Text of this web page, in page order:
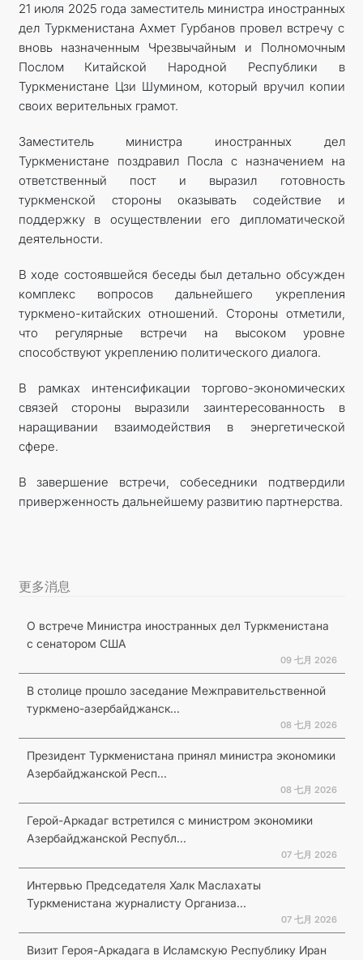
21 июля 2025 года заместитель министра иностранных
дел Туркменистана Ахмет Гурбанов провел встречу с
вновь назначенным Чрезвычайным и Полномочным
Послом Китайской Народной Республики в
Туркменистане Цзи Шумином, который вручил копии
своих верительных грамот.
Заместитель министра иностранных дел
Туркменистане поздравил Посла с назначением на
ответственный пост и выразил готовность
туркменской стороны оказывать содействие и
поддержку в осуществлении его дипломатической
деятельности.
В ходе состоявшейся беседы был детально обсужден
комплекс вопросов дальнейшего укрепления
туркмено-китайских отношений. Стороны отметили,
что регулярные встречи на высоком уровне
способствуют укреплению политического диалога.
В рамках интенсификации торгово-экономических
связей стороны выразили заинтересованность в
наращивании взаимодействия в энергетической
сфере.
В завершение встречи, собеседники подтвердили
приверженность дальнейшему развитию партнерства.
更多消息
О встрече Министра иностранных дел Туркменистана
с сенатором США
09 七月 2026
В столице прошло заседание Межправительственной
туркмено-азербайджанск...
08 七月 2026
Президент Туркменистана принял министра экономики
Азербайджанской Респ...
08 七月 2026
Герой-Аркадаг встретился с министром экономики
Азербайджанской Республ...
07 七月 2026
Интервью Председателя Халк Маслахаты
Туркменистана журналисту Организа...
07 七月 2026
Визит Героя-Аркадага в Исламскую Республику Иран